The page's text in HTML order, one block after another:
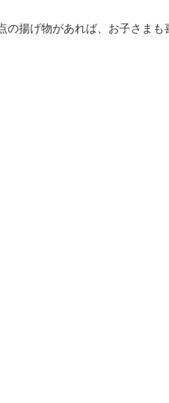
揚げ物があれば、お子さまも